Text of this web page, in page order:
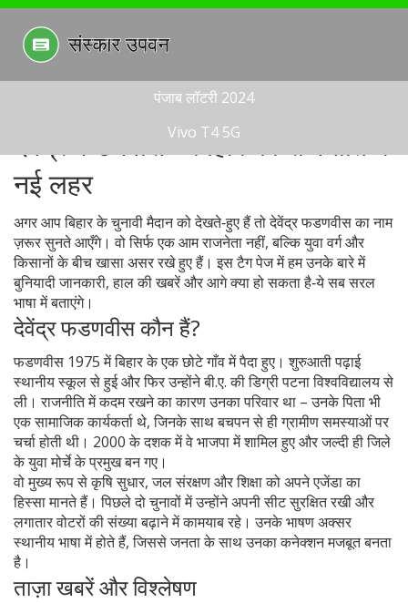
पंजाब लॉटरी 2024
Vivo T4 5G
देवेंद्र फडणवीस – बिहार की राजनीति में
नई लहर
अगर आप बिहार के चुनावी मैदान को देखते‑हुए हैं तो देवेंद्र फडणवीस का नाम
ज़रूर सुनते आएँगे। वो सिर्फ एक आम राजनेता नहीं, बल्कि युवा वर्ग और
किसानों के बीच खासा असर रखे हुए हैं। इस टैग पेज में हम उनके बारे में
बुनियादी जानकारी, हाल की खबरें और आगे क्या हो सकता है‑ये सब सरल
भाषा में बताएंगे।
देवेंद्र फडणवीस कौन हैं?
फडणवीस 1975 में बिहार के एक छोटे गाँव में पैदा हुए। शुरुआती पढ़ाई
स्थानीय स्कूल से हुई और फिर उन्होंने बी.ए. की डिग्री पटना विश्वविद्यालय से
ली। राजनीति में कदम रखने का कारण उनका परिवार था – उनके पिता भी
एक सामाजिक कार्यकर्ता थे, जिनके साथ बचपन से ही ग्रामीण समस्याओं पर
चर्चा होती थी। 2000 के दशक में वे भाजपा में शामिल हुए और जल्दी ही जिले
के युवा मोर्चे के प्रमुख बन गए।
वो मुख्य रूप से कृषि सुधार, जल संरक्षण और शिक्षा को अपने एजेंडा का
हिस्सा मानते हैं। पिछले दो चुनावों में उन्होंने अपनी सीट सुरक्षित रखी और
लगातार वोटरों की संख्या बढ़ाने में कामयाब रहे। उनके भाषण अक्सर
स्थानीय भाषा में होते हैं, जिससे जनता के साथ उनका कनेक्शन मजबूत बनता
है।
ताज़ा खबरें और विश्लेषण